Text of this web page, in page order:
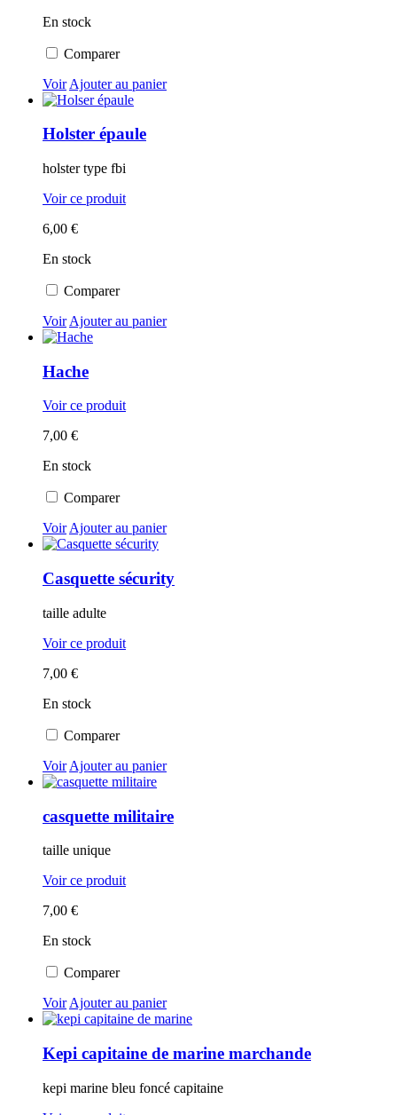
En stock
Comparer
Voir Ajouter au panier
Holster épaule
holster type fbi
Voir ce produit
6,00 €
En stock
Comparer
Voir Ajouter au panier
Hache
Voir ce produit
7,00 €
En stock
Comparer
VoirAjouter au panier
Casquette sécurity
taille adulte
Voir ce produit
7,00 €
En stock
Comparer
Voir Ajouter au panier
casquette militaire
taille unique
Voir ce produit
7,00 €
En stock
Comparer
Voir Ajouter au panier
Kepi capitaine de marine marchande
kepi marine bleu foncé capitaine